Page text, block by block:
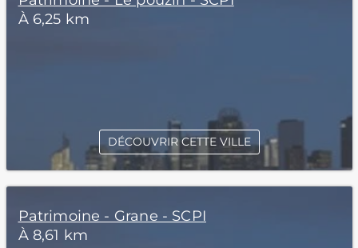
À 6,25 km
DÉCOUVRIR CETTE VILLE
Patrimoine - Grane - SCPI
À 8,61 km